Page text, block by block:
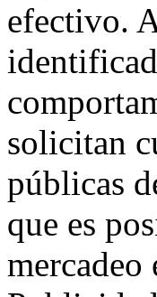
efectivo.
solicitan
públicas
que es
mercadeo